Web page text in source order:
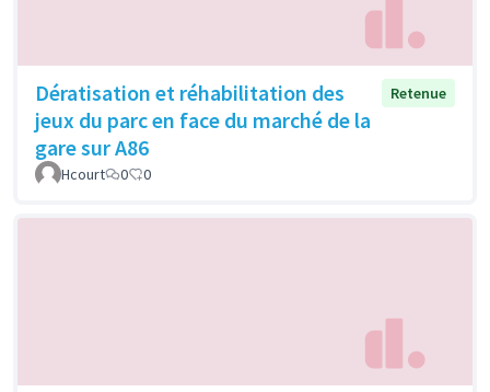
Dératisation et réhabilitation des
jeux du parc en face du marché de la
gare sur A86
Retenue
Hcourt 0 0